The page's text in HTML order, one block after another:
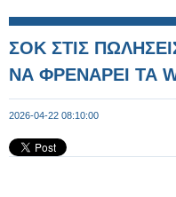
ΣΟΚ ΣΤΙΣ
ΝΑ ΦΡΕΝΑΡΕΙ ΤΑ
2026-04-22 08:10:00